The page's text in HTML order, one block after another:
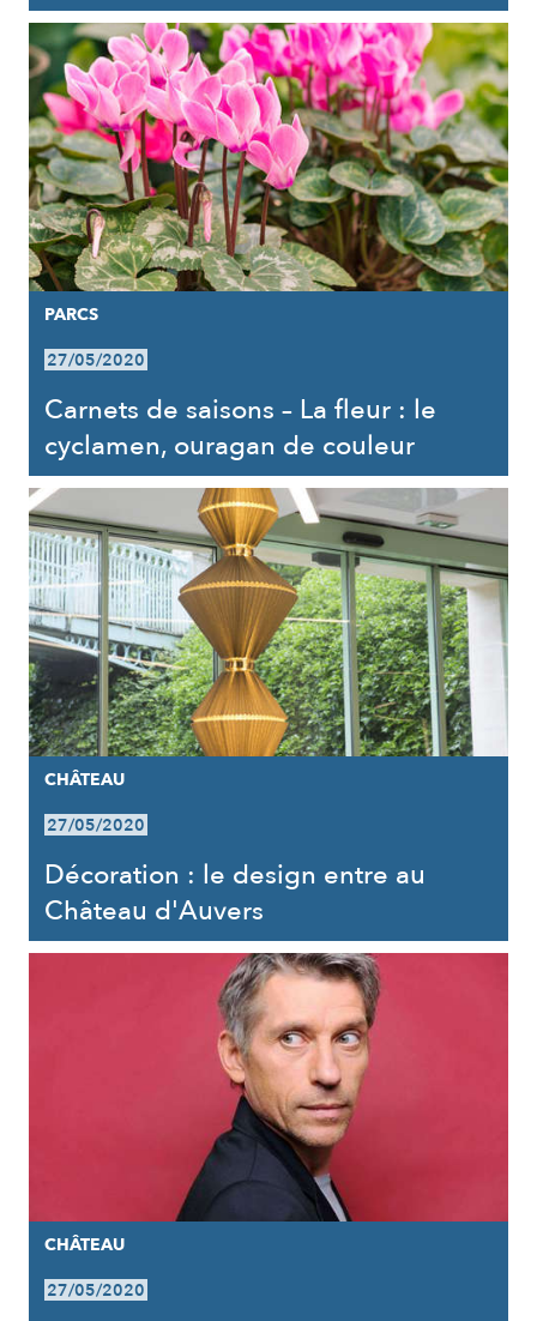
PARCS
27/05/2020
Carnets de saisons – La fleur : le
cyclamen, ouragan de couleur
CHÂTEAU
27/05/2020
Décoration : le design entre au
Château d'Auvers
CHÂTEAU
27/05/2020